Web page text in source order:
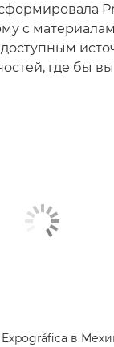
с
где бы
в